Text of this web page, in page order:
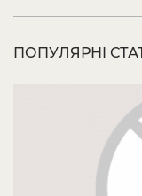
ПОПУЛЯРНІ